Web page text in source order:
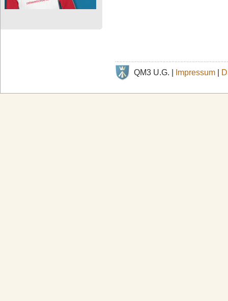
QM3 U.G. | Impressum